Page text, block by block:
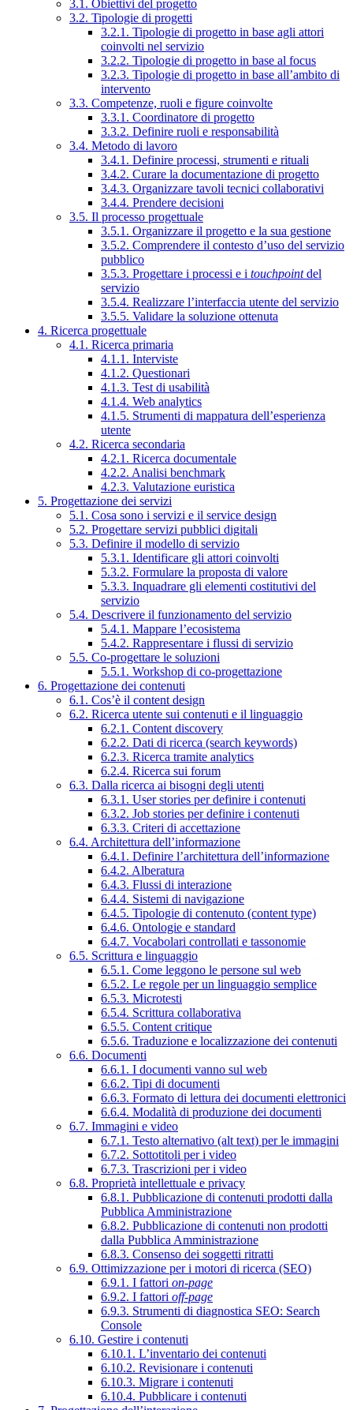
3.1. Obiettivi del progetto
3.2. Tipologie di progetti
3.2.1. Tipologie di progetto in base agli attori
coinvolti nel servizio
3.2.2. Tipologie di progetto in base al focus
3.2.3. Tipologie di progetto in base all’ambito di
intervento
3.3. Competenze, ruoli e figure coinvolte
3.3.1. Coordinatore di progetto
3.3.2. Definire ruoli e responsabilità
3.4. Metodo di lavoro
3.4.1. Definire processi, strumenti e rituali
3.4.2. Curare la documentazione di progetto
3.4.3. Organizzare tavoli tecnici collaborativi
3.4.4. Prendere decisioni
3.5. Il processo progettuale
3.5.1. Organizzare il progetto e la sua gestione
3.5.2. Comprendere il contesto d’uso del servizio
pubblico
3.5.3. Progettare i processi e i touchpointdel
servizio
3.5.4. Realizzare l’interfaccia utente del servizio
3.5.5. Validare la soluzione ottenuta
4. Ricerca progettuale
4.1. Ricerca primaria
4.1.1. Interviste
4.1.2. Questionari
4.1.3. Test di usabilità
4.1.4. Web analytics
4.1.5. Strumenti di mappatura dell’esperienza
utente
4.2. Ricerca secondaria
4.2.1. Ricerca documentale
4.2.2. Analisi benchmark
4.2.3. Valutazione euristica
5. Progettazione dei servizi
5.1. Cosa sono i servizi e il service design
5.2. Progettare servizi pubblici digitali
5.3. Definire il modello di servizio
5.3.1. Identificare gli attori coinvolti
5.3.2. Formulare la proposta di valore
5.3.3. Inquadrare gli elementi costitutivi del
servizio
5.4. Descrivere il funzionamento del servizio
5.4.1. Mappare l’ecosistema
5.4.2. Rappresentare i flussi di servizio
5.5. Co-progettare le soluzioni
5.5.1. Workshop di co-progettazione
6. Progettazione dei contenuti
6.1. Cos’è il content design
6.2. Ricerca utente sui contenuti e il linguaggio
6.2.1. Content discovery
6.2.2. Dati di ricerca (search keywords)
6.2.3. Ricerca tramite analytics
6.2.4. Ricerca sui forum
6.3. Dalla ricerca ai bisogni degli utenti
6.3.1. User stories per definire i contenuti
6.3.2. Job stories per definire i contenuti
6.3.3. Criteri di accettazione
6.4. Architettura dell’informazione
6.4.1. Definire l’architettura dell’informazione
6.4.2. Alberatura
6.4.3. Flussi di interazione
6.4.4. Sistemi di navigazione
6.4.5. Tipologie di contenuto (content type)
6.4.6. Ontologie e standard
6.4.7. Vocabolari controllati e tassonomie
6.5. Scrittura e linguaggio
6.5.1. Come leggono le persone sul web
6.5.2. Le regole per un linguaggio semplice
6.5.3. Microtesti
6.5.4. Scrittura collaborativa
6.5.5. Content critique
6.5.6. Traduzione e localizzazione dei contenuti
6.6. Documenti
6.6.1. I documenti vanno sul web
6.6.2. Tipi di documenti
6.6.3. Formato di lettura dei documenti elettronici
6.6.4. Modalità di produzione dei documenti
6.7. Immagini e video
6.7.1. Testo alternativo (alt text) per le immagini
6.7.2. Sottotitoli per i video
6.7.3. Trascrizioni per i video
6.8. Proprietà intellettuale e privacy
6.8.1. Pubblicazione di contenuti prodotti dalla
Pubblica Amministrazione
6.8.2. Pubblicazione di contenuti non prodotti
dalla Pubblica Amministrazione
6.8.3. Consenso dei soggetti ritratti
6.9. Ottimizzazione per i motori di ricerca (SEO)
6.9.1. I fattori on-page
6.9.2. I fattori off-page
6.9.3. Strumenti di diagnostica SEO: Search
Console
6.10. Gestire i contenuti
6.10.1. L’inventario dei contenuti
6.10.2. Revisionare i contenuti
6.10.3. Migrare i contenuti
6.10.4. Pubblicare i contenuti